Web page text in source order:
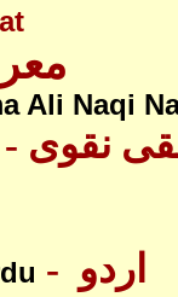
Ali Naqi